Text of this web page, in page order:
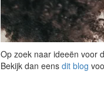
Op zoek naar ideeën voor
Bekijk dan eens dit blog